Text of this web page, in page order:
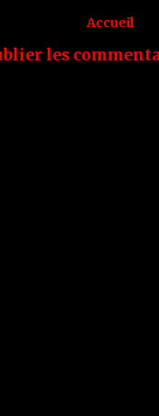
Accueil
les